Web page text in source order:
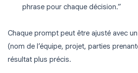
phrase pour chaque décision.”
Chaque prompt peut être ajusté avec
(nom de l’équipe, projet, parties
résultat plus précis.